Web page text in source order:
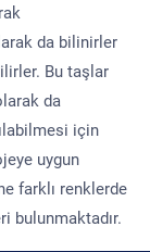
da bilinirler
Bu taşlar
da
için
uygun
farklı renklerde
bulunmaktadır.